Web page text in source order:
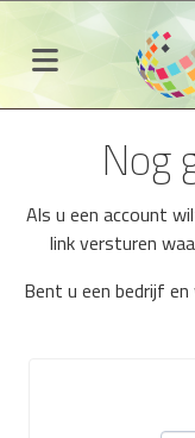
Nog
Als u een account
link versturen
Bent u een bedrijf